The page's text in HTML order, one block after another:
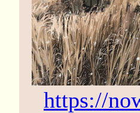
https://